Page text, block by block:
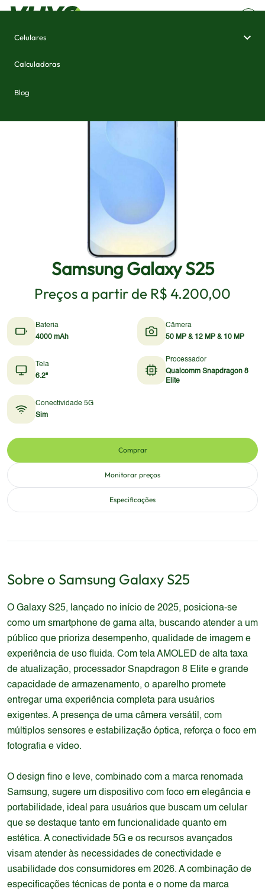
Celulares
Calculadoras
Blog
Samsung Galaxy S25
Preços a partir de R$ 4.200,00
Bateria
4000 mAh
Câmera
50 MP & 12 MP & 10 MP
Tela
6.2"
Processador
Qualcomm Snapdragon 8
Elite
Conectividade 5G
Sim
Comprar
Monitorar preços
Especificações
Sobre o Samsung Galaxy S25
O Galaxy S25, lançado no início de 2025, posiciona-se
como um smartphone de gama alta, buscando atender a um
público que prioriza desempenho, qualidade de imagem e
experiência de uso fluida. Com tela AMOLED de alta taxa
de atualização, processador Snapdragon 8 Elite e grande
capacidade de armazenamento, o aparelho promete
entregar uma experiência completa para usuários
exigentes. A presença de uma câmera versátil, com
múltiplos sensores e estabilização óptica, reforça o foco em
fotografia e vídeo.
O design fino e leve, combinado com a marca renomada
Samsung, sugere um dispositivo com foco em elegância e
portabilidade, ideal para usuários que buscam um celular
que se destaque tanto em funcionalidade quanto em
estética. A conectividade 5G e os recursos avançados
visam atender às necessidades de conectividade e
usabilidade dos consumidores em 2026. A combinação de
especificações técnicas de ponta e o nome da marca